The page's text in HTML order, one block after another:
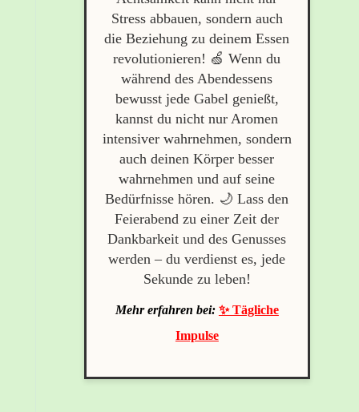
Stress abbauen, sondern auch
die Beziehung zu deinem Essen
revolutionieren! 🍏 Wenn du
während des Abendessens
bewusst jede Gabel genießt,
kannst du nicht nur Aromen
intensiver wahrnehmen, sondern
auch deinen Körper besser
wahrnehmen und auf seine
Bedürfnisse hören. 🌙 Lass den
Feierabend zu einer Zeit der
Dankbarkeit und des Genusses
werden – du verdienst es, jede
Sekunde zu leben!
Mehr erfahren bei: ✨ Tägliche
Impulse